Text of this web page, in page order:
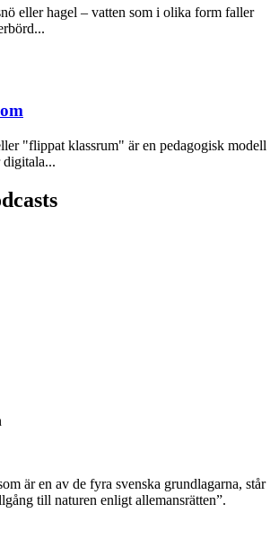
eller hagel – vatten som i olika form faller
"flippat klassrum" är en pedagogisk modell
digitala...
är en av de fyra svenska grundlagarna, står
till naturen enligt allemansrätten”.